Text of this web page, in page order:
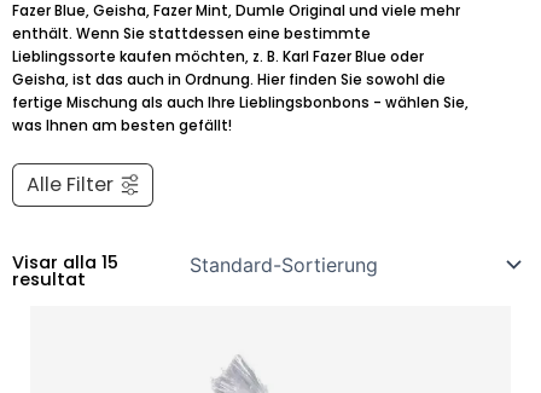
Fazer Blue, Geisha, Fazer Mint, Dumle Original und viele mehr
enthält. Wenn Sie stattdessen eine bestimmte
Lieblingssorte kaufen möchten, z. B. Karl Fazer Blue oder
Geisha, ist das auch in Ordnung. Hier finden Sie sowohl die
fertige Mischung als auch Ihre Lieblingsbonbons - wählen Sie,
was Ihnen am besten gefällt!
Alle Filter
Visar alla 15
resultat